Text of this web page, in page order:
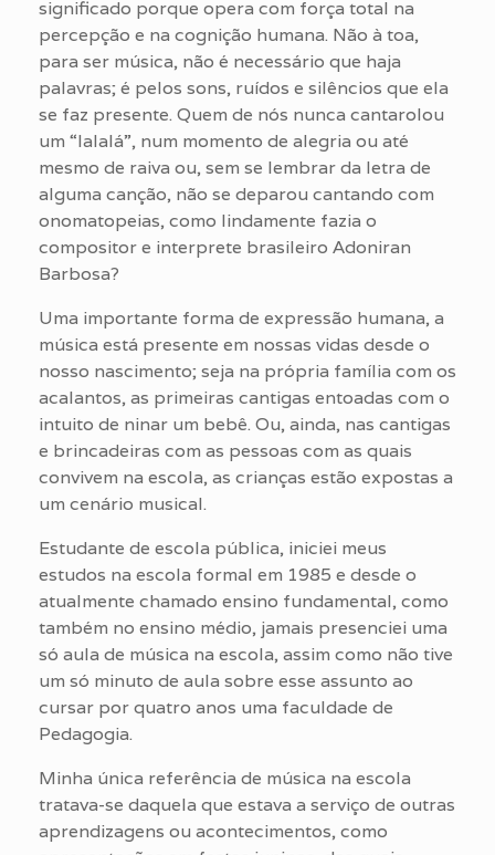
significado porque opera com força total na
percepção e na cognição humana. Não à toa,
para ser música, não é necessário que haja
palavras; é pelos sons, ruídos e silêncios que ela
se faz presente. Quem de nós nunca cantarolou
um “lalalá”, num momento de alegria ou até
mesmo de raiva ou, sem se lembrar da letra de
alguma canção, não se deparou cantando com
onomatopeias, como lindamente fazia o
compositor e interprete brasileiro Adoniran
Barbosa?
Uma importante forma de expressão humana, a
música está presente em nossas vidas desde o
nosso nascimento; seja na própria família com os
acalantos, as primeiras cantigas entoadas com o
intuito de ninar um bebê. Ou, ainda, nas cantigas
e brincadeiras com as pessoas com as quais
convivem na escola, as crianças estão expostas a
um cenário musical.
Estudante de escola pública, iniciei meus
estudos na escola formal em 1985 e desde o
atualmente chamado ensino fundamental, como
também no ensino médio, jamais presenciei uma
só aula de música na escola, assim como não tive
um só minuto de aula sobre esse assunto ao
cursar por quatro anos uma faculdade de
Pedagogia.
Minha única referência de música na escola
tratava-se daquela que estava a serviço de outras
aprendizagens ou acontecimentos, como